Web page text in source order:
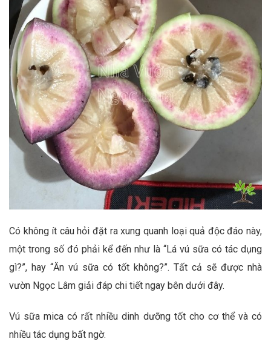
Có không ít câu hỏi đặt ra xung quanh loại quả độc đáo này,
một trong số đó phải kể đến như là “Lá vú sữa có tác dụng
gì?”, hay “Ăn vú sữa có tốt không?”. Tất cả sẽ được nhà
vườn Ngọc Lâm giải đáp chi tiết ngay bên dưới đây.
Vú sữa mica có rất nhiều dinh dưỡng tốt cho cơ thể và có
nhiều tác dụng bất ngờ.